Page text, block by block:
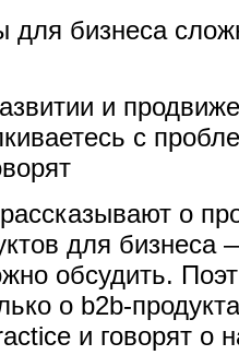
для бизнеса
и
с
о
для
обсудить.
о b2b-
и говорят о